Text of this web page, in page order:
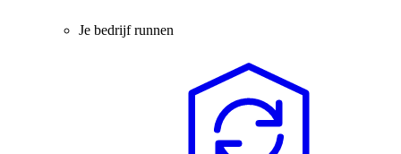
Je bedrijf runnen